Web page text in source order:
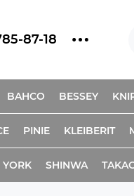
87-18
BAHCO BESSEY
PINIE KLEIBERIT
YORK SHINWA